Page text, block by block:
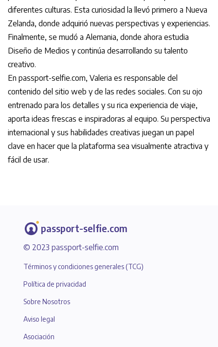
diferentes culturas. Esta curiosidad la llevó primero a Nueva
Zelanda, donde adquirió nuevas perspectivas y experiencias.
Finalmente, se mudó a Alemania, donde ahora estudia
Diseño de Medios y continúa desarrollando su talento
creativo.
En passport-selfie.com, Valeria es responsable del
contenido del sitio web y de las redes sociales. Con su ojo
entrenado para los detalles y su rica experiencia de viaje,
aporta ideas frescas e inspiradoras al equipo. Su perspectiva
internacional y sus habilidades creativas juegan un papel
clave en hacer que la plataforma sea visualmente atractiva y
fácil de usar.
passport-selfie.com
© 2023 passport-selfie.com
Términos y condiciones generales (TCG)
Política de privacidad
Sobre Nosotros
Aviso legal
Asociación